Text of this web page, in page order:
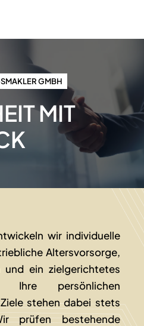
GMBH
MIT
wir individuelle
Altersvorsorge,
und ein zielgerichtetes
Ihre persönlichen
stehen dabei stets
prüfen bestehende